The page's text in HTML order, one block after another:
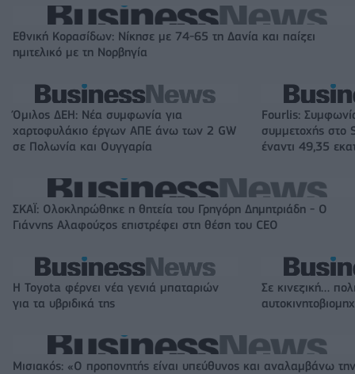
Εθνική Κορασίδων: Νίκησε με 74-65 τη Δανία και παίζει
ημιτελικό με τη Νορβηγία
Όμιλος ΔΕΗ: Νέα συμφωνία για
χαρτοφυλάκιο έργων ΑΠΕ άνω των 2 GW
σε Πολωνία και Ουγγαρία
Fourlis:
συμμετοχής
έναντι 49,35
ΣΚΑΪ: Ολοκληρώθηκε η θητεία του Γρηγόρη Δημητριάδη - Ο
Γιάννης Αλαφούζος επιστρέφει στη θέση του CEO
Η Toyota φέρνει νέα γενιά μπαταριών
για τα υβριδικά της
Σε κινεζική…
Μισιακός: «Ο προπονητής είναι υπεύθυνος και αναλαμβάνω την